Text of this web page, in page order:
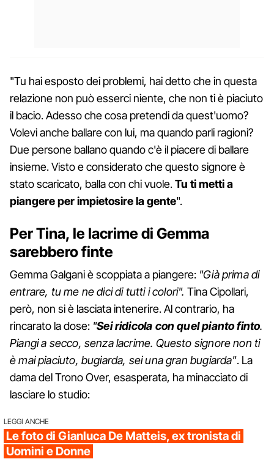
"Tu hai esposto dei problemi, hai detto che in questa
relazione non può esserci niente, che non ti è piaciuto
il bacio. Adesso che cosa pretendi da quest'uomo?
Volevi anche ballare con lui, ma quando parli ragioni?
Due persone ballano quando c'è il piacere di ballare
insieme. Visto e considerato che questo signore è
stato scaricato, balla con chi vuole.Tu ti metti a
piangere per impietosire la gente".
Per Tina, le lacrime di Gemma
sarebbero finte
Gemma Galgani è scoppiata a piangere: "Già prima di
entrare, tu me ne dici di tutti i colori". Tina Cipollari,
però, non si è lasciata intenerire. Al contrario, ha
rincarato la dose: "Sei ridicola con quel pianto finto.
Piangi a secco, senza lacrime. Questo signore non ti
è mai piaciuto, bugiarda, sei una gran bugiarda". La
dama del Trono Over, esasperata, ha minacciato di
lasciare lo studio:
LEGGI ANCHE
Le foto di Gianluca De Matteis, ex tronista di
Uomini e Donne